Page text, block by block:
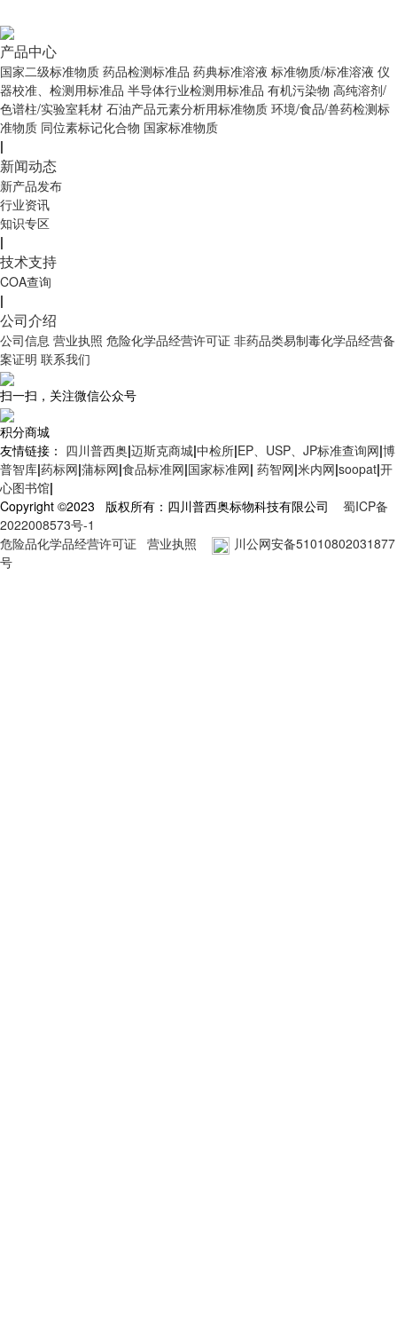
产品中心
国家二级标准物质 药品检测标准品 药典标准溶液 标准物质/标准溶液 仪
器校准、检测用标准品 半导体行业检测用标准品 有机污染物 高纯溶剂/
色谱柱/实验室耗材 石油产品元素分析用标准物质 环境/食品/兽药检测标
准物质 同位素标记化合物 国家标准物质
|
新闻动态
新产品发布
行业资讯
知识专区
|
技术支持
COA查询
|
公司介绍
公司信息 营业执照 危险化学品经营许可证 非药品类易制毒化学品经营备
案证明 联系我们
扫一扫，关注微信公众号
积分商城
友情链接： 四川普西奥|迈斯克商城|中检所|EP、USP、JP标准查询网|博
普智库|药标网|蒲标网|食品标准网|国家标准网| 药智网|米内网|soopat|开
心图书馆|
Copyright ©2023 版权所有：四川普西奥标物科技有限公司 蜀ICP备
2022008573号-1
危险品化学品经营许可证
营业执照
川公网安备51010802031877
号